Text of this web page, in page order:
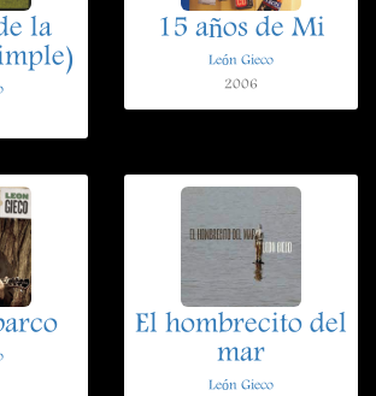
la
15 años de Mi
León Gieco
2006
El hombrecito del
mar
León Gieco